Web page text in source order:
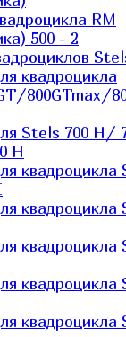
RM
500 - 2
квадроцикла
800GTmax/
Stels 700 H/
H
квадроцикла
квадроцикла
квадроцикла
квадроцикла
квадроцикла